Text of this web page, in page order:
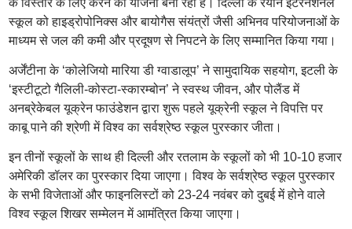
के विस्तार के लिए करने की योजना बना रहा है। दिल्ली के रयान इंटरनेशनल
स्कूल को हाइड्रोपोनिक्स और बायोगैस संयंत्रों जैसी अभिनव परियोजनाओं के
माध्यम से जल की कमी और प्रदूषण से निपटने के लिए सम्मानित किया गया।
अर्जेंटीना के ‘कोलेजियो मारिया डी ग्वाडालूप’ ने सामुदायिक सहयोग, इटली के
‘इस्टीटूटो गैलिली-कोस्टा-स्कारम्बोन’ ने स्वस्थ जीवन, और पोलैंड में
अनब्रेकेबल यूक्रेन फाउंडेशन द्वारा शुरू पहले यूक्रेनी स्कूल ने विपत्ति पर
काबू पाने की श्रेणी में विश्व का सर्वश्रेष्ठ स्कूल पुरस्कार जीता।
इन तीनों स्कूलों के साथ ही दिल्ली और रतलाम के स्कूलों को भी 10-10 हजार
अमेरिकी डॉलर का पुरस्कार दिया जाएगा। विश्व के सर्वश्रेष्ठ स्कूल पुरस्कार
के सभी विजेताओं और फाइनलिस्टों को 23-24 नवंबर को दुबई में होने वाले
विश्व स्कूल शिखर सम्मेलन में आमंत्रित किया जाएगा।